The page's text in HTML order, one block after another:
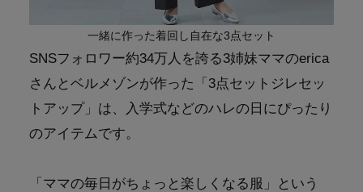
一緒に作った着回し自在な3点セット
SNSフォロワー約34万人を誇る3姉妹ママのerica
さんとベルメゾンが作った「3点セットジレセッ
トアップ」は、入学式などのハレの日にぴったり
のアイテムです。
「ママの毎日がちょっと楽しくなる服」という